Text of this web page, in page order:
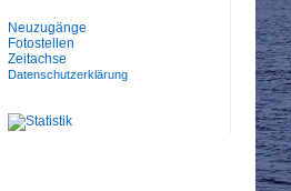
Neuzugänge
Fotostellen
Zeitachse
Datenschutzerklärung